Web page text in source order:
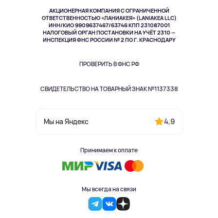
АКЦИОНЕРНАЯ КОМПАНИЯ С ОГРАНИЧЕННОЙ
ОТВЕТСТВЕННОСТЬЮ «ЛАНИАКЕЯ» (LANIAKEA LLC)
ИНН/КИО 9909637467/63746 КПП 231087001
НАЛОГОВЫЙ ОРГАН ПОСТАНОВКИ НА УЧЁТ 2310 —
ИНСПЕКЦИЯ ФНС РОССИИ № 2 ПО Г. КРАСНОДАРУ
ПРОВЕРИТЬ В ФНС РФ
СВИДЕТЕЛЬСТВО НА ТОВАРНЫЙ ЗНАК №1137338
Мы на Яндекс 4,9
Принимаем к оплате
Мы всегда на связи
Здоровье питомцев
Одежда и аксессуары